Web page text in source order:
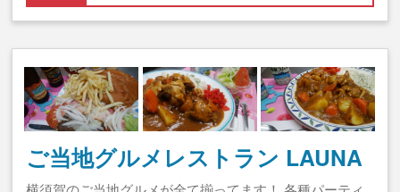
ご当地グルメレストラン LAUNA